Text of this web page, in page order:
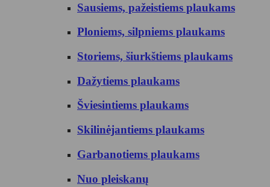
Sausiems, pažeistiems plaukams
Ploniems, silpniems plaukams
Storiems, šiurkštiems plaukams
Dažytiems plaukams
Šviesintiems plaukams
Skilinėjantiems plaukams
Garbanotiems plaukams
Nuo pleiskanų